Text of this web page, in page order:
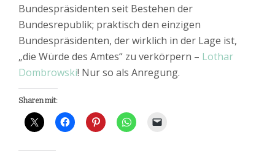
Bundespräsidenten seit Bestehen der
Bundesrepublik; praktisch den einzigen
Bundespräsidenten, der wirklich in der Lage ist,
„die Würde des Amtes“ zu verkörpern – Lothar
Dombrowski! Nur so als Anregung.
Sharen mit: